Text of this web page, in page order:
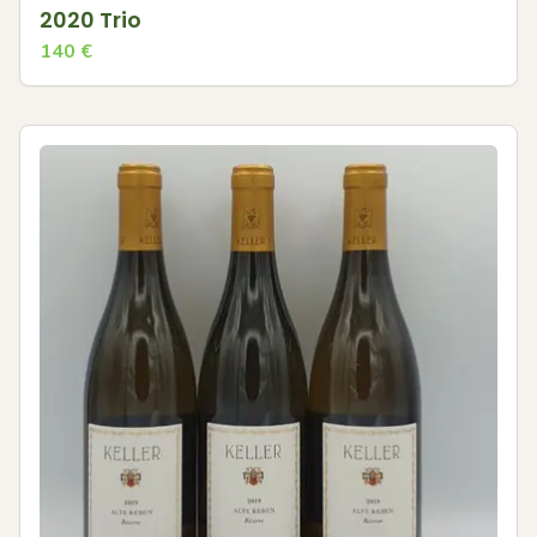
2020 Trio
140 €